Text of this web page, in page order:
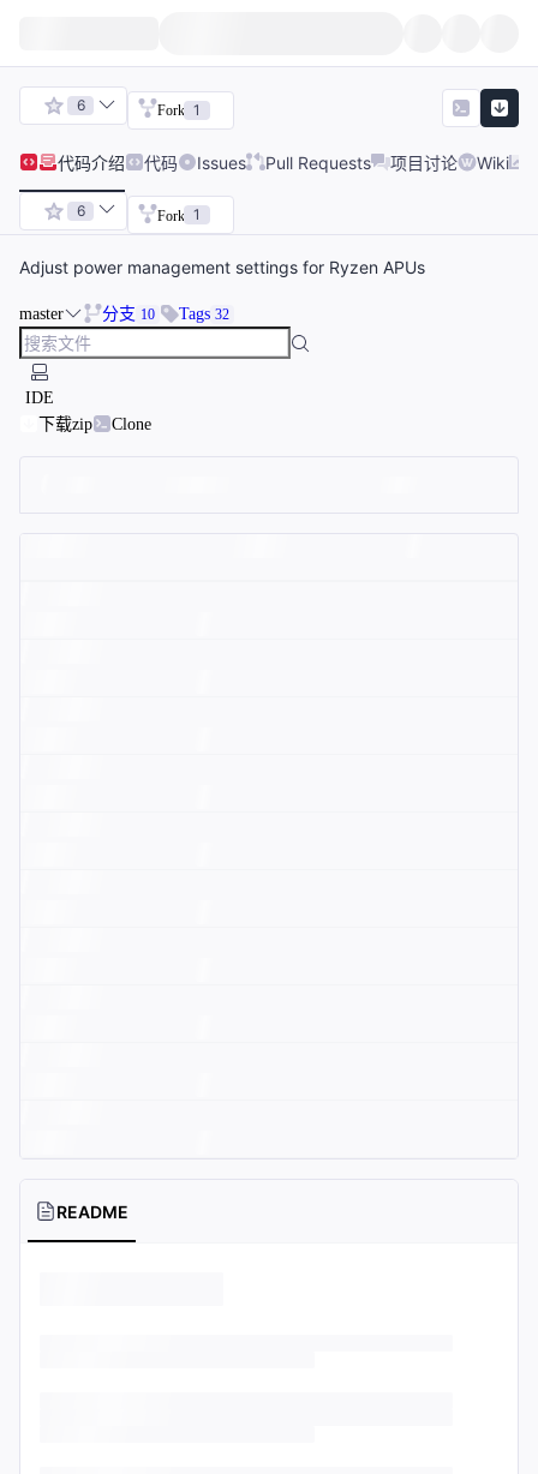
6 Fork 1
代码介绍 代码 Issues Pull Requests 项目讨论 Wiki
6 Fork 1
Adjust power management settings for Ryzen APUs
master 分支 10 Tags 32
IDE
下载zip
Clone
README